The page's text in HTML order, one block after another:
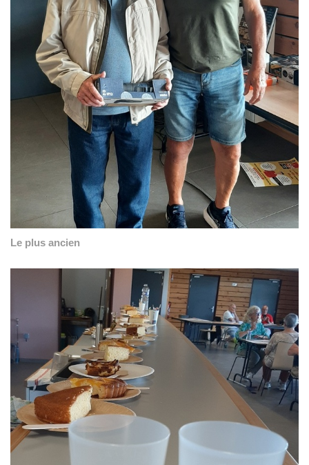
Le plus ancien